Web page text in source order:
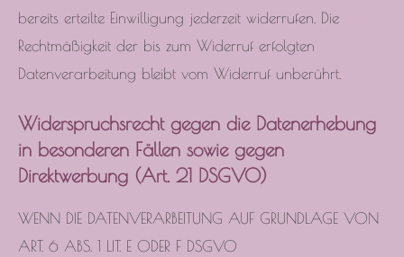
bereits erteilte Einwilligung jederzeit widerrufen. Die
Rechtmäßigkeit der bis zum Widerruf erfolgten
Datenverarbeitung bleibt vom Widerruf unberührt.
Widerspruchsrecht gegen die Datenerhebung
in besonderen Fällen sowie gegen
Direktwerbung (Art. 21 DSGVO)
WENN DIE DATENVERARBEITUNG AUF GRUNDLAGE VON
ART. 6 ABS. 1 LIT. E ODER F DSGVO